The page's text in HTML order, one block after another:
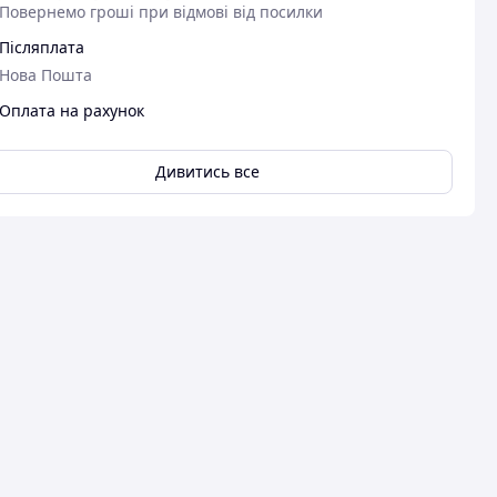
Повернемо гроші при відмові від посилки
Післяплата
Нова Пошта
Оплата на рахунок
Дивитись все